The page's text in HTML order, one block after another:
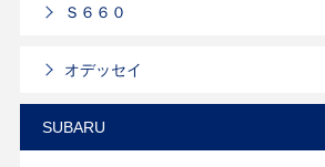
Ｓ６６０
オデッセイ
SUBARU